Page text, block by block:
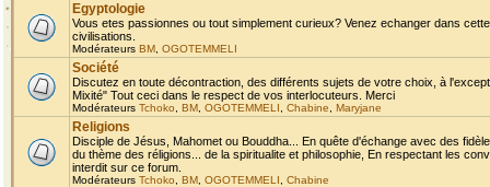
Egyptologie
Vous etes passionnes ou tout simplement curieux? Venez echanger dans
civilisations.
Modérateurs BM OGOTEMMELI
Société
Discutez en toute décontraction, des différents sujets de votre choix, à
Mixité" Tout ceci dans le respect de vos interlocuteurs. Merci
Modérateurs Tchoko BM OGOTEMMELI Chabine Maryjane
Religions
Disciple de Jésus, Mahomet ou Bouddha... En quête d'échange avec des
du thème des réligions... de la spiritualite et philosophie, En respectant les
interdit sur ce forum.
Modérateurs Tchoko BM OGOTEMMELI Chabine